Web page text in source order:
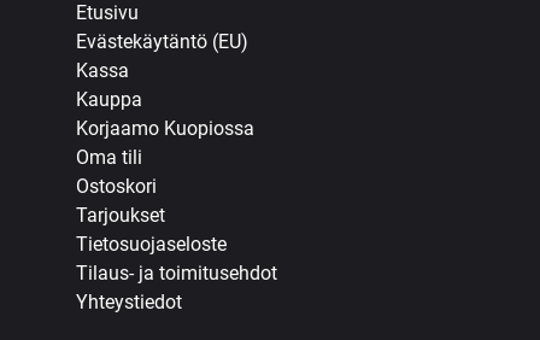
Etusivu
Evästekäytäntö (EU)
Kassa
Kauppa
Korjaamo Kuopiossa
Oma tili
Ostoskori
Tarjoukset
Tietosuojaseloste
Tilaus- ja toimitusehdot
Yhteystiedot